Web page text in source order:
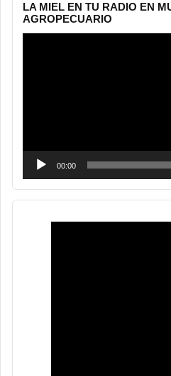
LA MIEL EN TU RADIO EN
AGROPECUARIO
00:00